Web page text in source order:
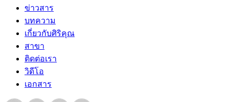
ข่าวสาร
บทความ
เกี่ยวกับศิริคุณ
สาขา
ติดต่อเรา
วิดีโอ
เอกสาร